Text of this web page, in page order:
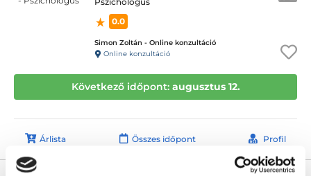
0.0
Simon Zoltán - Online konzultáció
Online konzultáció
Következő időpont: augusztus 12.
Árlista Összes időpont Profil